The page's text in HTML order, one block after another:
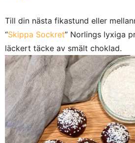
Till din nästa fikastund eller
“Skippa Sockret” Norlings lyxiga
läckert täcke av smält choklad.